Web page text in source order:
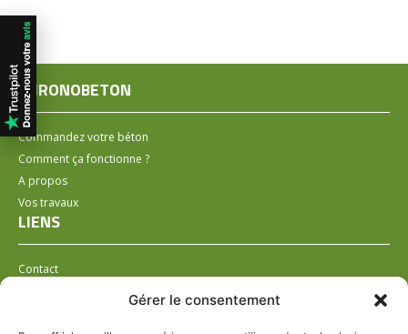
Gérer le consentement
CHRONOBETON
Commandez votre béton
Comment ça fonctionne ?
A propos
Vos travaux
LIENS
Contact